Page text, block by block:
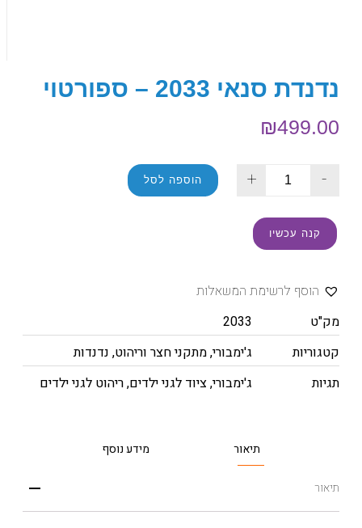
נדנדת סנאי 2033 – ספורטוי
₪499.00
-
+ הוספה לסל
קנה עכשיו
הוסף לרשימת המשאלות
מק"ט
2033
קטגוריות
ג'ימבורי,מתקני חצר וריהוט, נדנדות
תגיות
ג'ימבורי,ציוד לגני ילדים,ריהוט לגני ילדים
תיאור מידע נוסף
תיאור